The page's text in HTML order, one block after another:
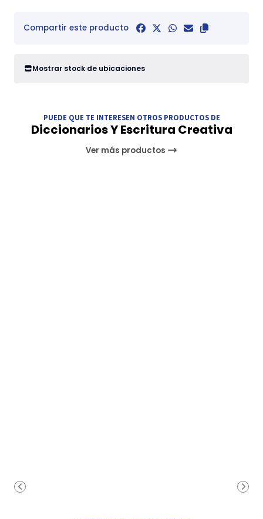
Compartir este producto
Mostrar stock de ubicaciones
PUEDE QUE TE INTERESEN OTROS PRODUCTOS DE
Diccionarios Y Escritura Creativa
Ver más productos